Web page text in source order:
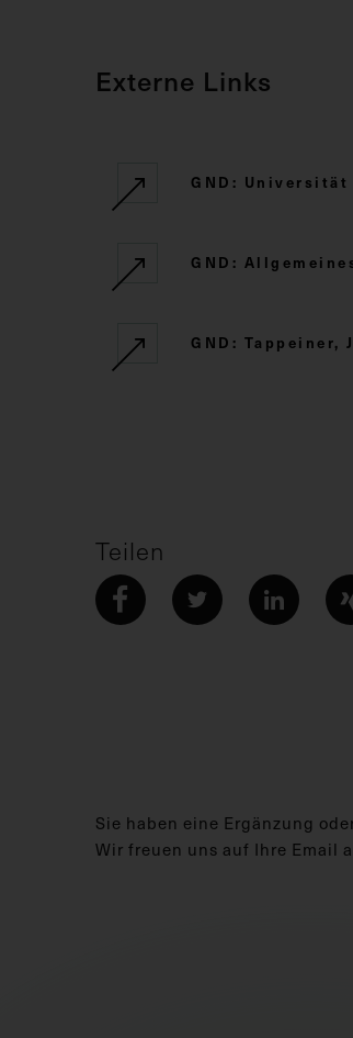
Externe Links
GND:
GND:
GND: Tappeiner,
Teilen
Sie haben eine Ergänzung
Wir freuen uns auf Ihre Email